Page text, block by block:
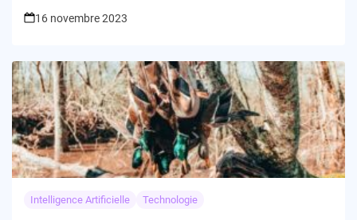
16 novembre 2023
Intelligence Artificielle Technologie